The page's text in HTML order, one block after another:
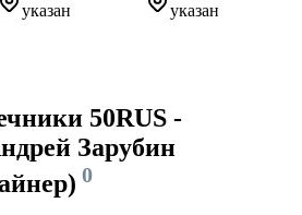
указан
указан
50RUS -
Зарубин
0